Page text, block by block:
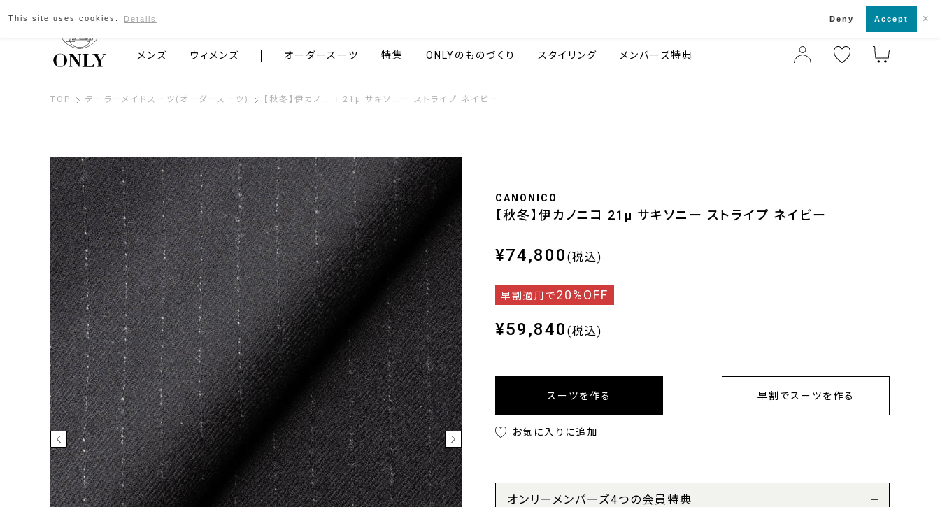
京都発のスーツブランド ONLY
メンズ ウィメンズ オーダースーツ 特集 ONLYのものづくり スタイリング メンバーズ特典
TOP テーラーメイドスーツ(オーダースーツ) 【秋冬】伊カノニコ 21μ サキソニー ストライプ ネイビー
CANONICO
【秋冬】伊カノニコ 21μ サキソニー ストライプ ネイビー
¥74,800 (税込)
早割適用で20%OFF
¥59,840 (税込)
スーツを作る 早割でスーツを作る
お気に入りに追加
オンリーメンバーズ4つの会員特典
This site uses cookies. Details Deny Accept ×